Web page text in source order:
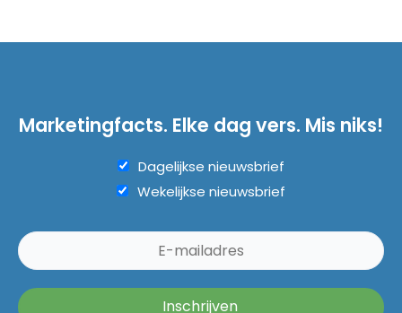
Marketingfacts. Elke dag vers. Mis niks!
Dagelijkse nieuwsbrief
Wekelijkse nieuwsbrief